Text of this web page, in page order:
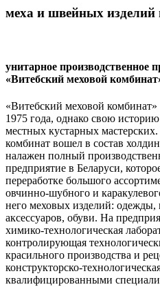
меха и швейных изделий
унитарное производственное
«Витебский меховой
«Витебский меховой комбинат»
1975 года, однако свою
местных кустарных мастерских.
комбинат вошел в состав
налажен полный
предприятие в Беларуси,
переработке большого
овчинно-шубного и
него меховых изделий: одежды,
аксессуаров, обуви. На
химико-технологическая
контролирующая
красильного производства и
конструкторско-
квалифицированными